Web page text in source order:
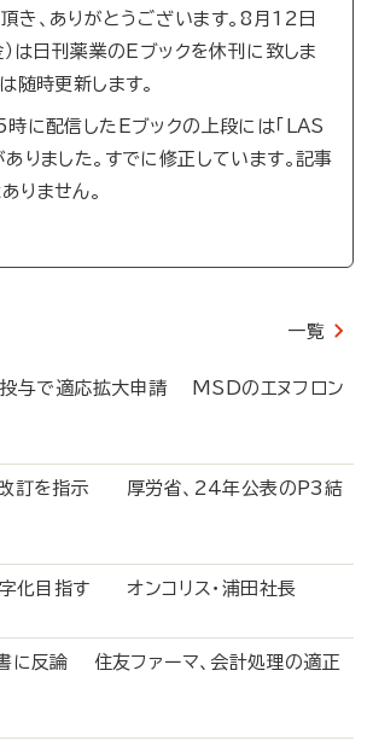
き、ありがとうございます。8月12日
）は日刊薬業のEブックを休刊に致しま
随時更新します。
に配信したEブックの上段には「LAS
りました。すでに修正しています。記事
りません。
一覧
与で適応拡大申請 MSDのエヌフロン
改訂を指示 厚労省、24年公表のP3結
化目指す オンコリス・浦田社長
に反論 住友ファーマ、会計処理の適正